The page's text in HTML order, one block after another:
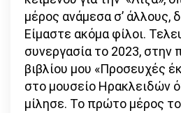
μέρος ανάμεσα σ’ άλλους,
Είμαστε ακόμα φίλοι.
συνεργασία το 2023, στην
βιβλίου μου «Προσευχές
στο μουσείο Ηρακλειδών
μίλησε. Το πρώτο μέρος